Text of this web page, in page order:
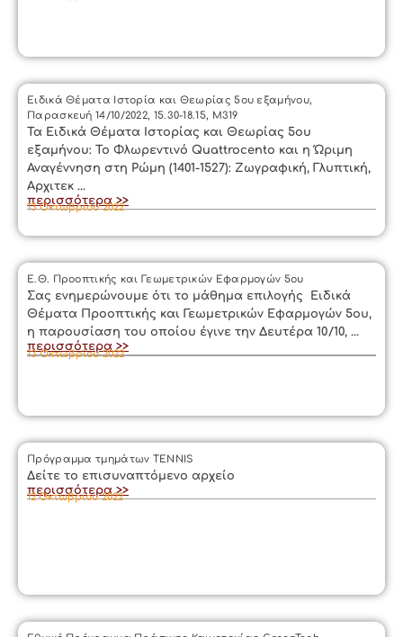
Ειδικά Θέματα Ιστορία και Θεωρίας 5ου εξαμήνου,
Παρασκευή 14/10/2022, 15.30-18.15, Μ319
Τα Ειδικά Θέματα Ιστορίας και Θεωρίας 5ου
εξαμήνου: Το Φλωρεντινό Quattrocento και η Ώριμη
Αναγέννηση στη Ρώμη (1401-1527): Ζωγραφική, Γλυπτική,
Αρχιτεκ ...
περισσότερα >>
13 Οκτωβρίου 2022
Ε.Θ. Προοπτικής και Γεωμετρικών Εφαρμογών 5ου
Σας ενημερώνουμε ότι το μάθημα επιλογής Ειδικά
Θέματα Προοπτικής και Γεωμετρικών Εφαρμογών 5ου,
η παρουσίαση του οποίου έγινε την Δευτέρα 10/10, ...
περισσότερα >>
13 Οκτωβρίου 2022
Πρόγραμμα τμημάτων TENNIS
Δείτε το επισυναπτόμενο αρχείο
περισσότερα >>
12 Οκτωβρίου 2022